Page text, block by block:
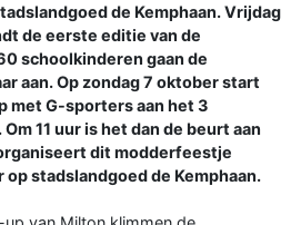
de Kemphaan. Vrijdag
de eerste editie van de
schoolkinderen gaan de
aan. Op zondag 7 oktober start
met G-sporters aan het 3
11 uur is het dan de beurt aan
dit modderfeestje
stadslandgoed de Kemphaan.